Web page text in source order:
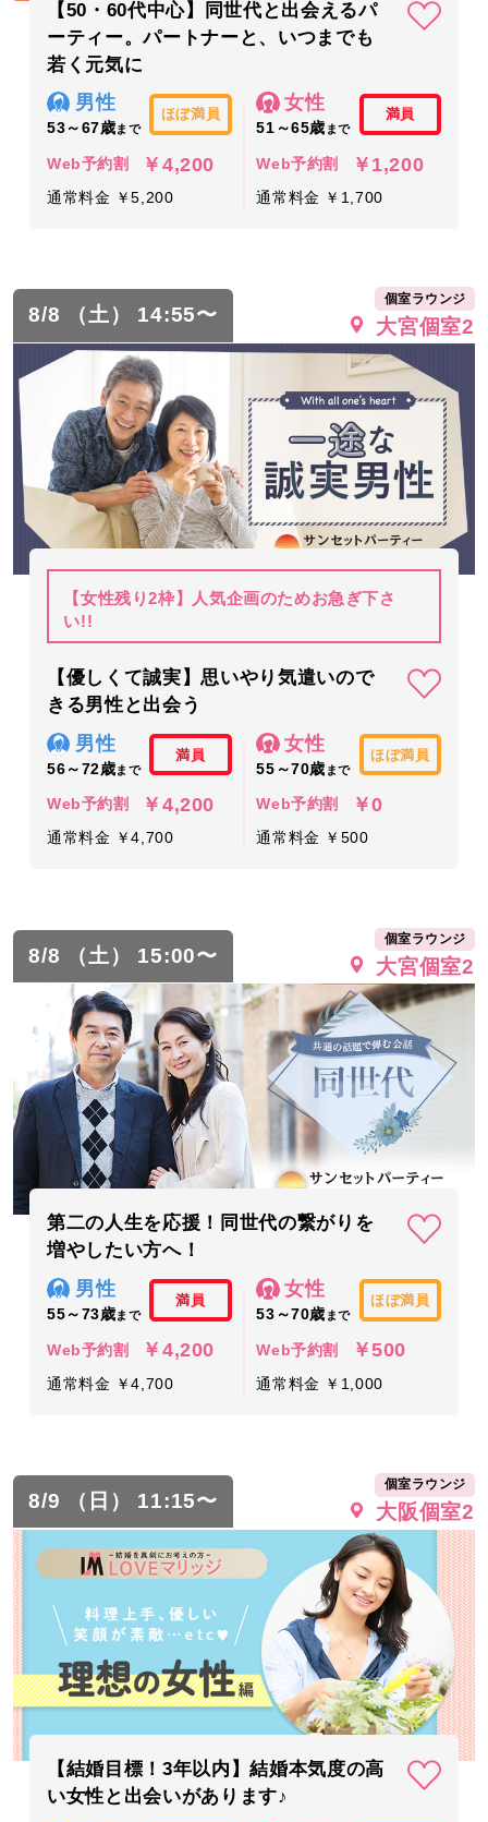
【50・60代中心】同世代と出会えるパ
ーティー。パートナーと、いつまでも
若く元気に
男性
53～67歳まで
ほぼ満員
Web予約割 ￥4,200
通常料金 ￥5,200
女性
51～65歳 まで
満員
Web予約割 ￥1,200
通常料金 ￥1,700
8/8 （土） 14:55〜
個室ラウンジ
大宮個室2
【女性残り2枠】人気企画のためお急ぎ下さ
い!!
【優しくて誠実】思いやり気遣いので
きる男性と出会う
男性
56～72歳まで
満員
Web予約割 ￥4,200
通常料金 ￥4,700
女性
55～70歳 まで
ほぼ満員
Web予約割 ￥0
通常料金 ￥500
8/8 （土） 15:00〜
個室ラウンジ
大宮個室2
第二の人生を応援！同世代の繋がりを
増やしたい方へ！
男性
55～73歳まで
満員
Web予約割 ￥4,200
通常料金 ￥4,700
女性
53～70歳 まで
ほぼ満員
Web予約割 ￥500
通常料金 ￥1,000
8/9 （日） 11:15〜
個室ラウンジ
大阪個室2
【結婚目標！3年以内】結婚本気度の高
い女性と出会いがあります♪